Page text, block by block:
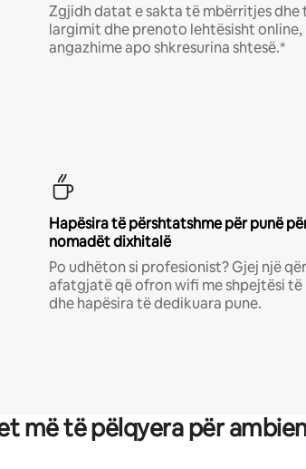
Zgjidh datat e sakta të mbërritjes dhe
largimit dhe prenoto lehtësisht online,
angazhime apo shkresurina shtesë.*
Hapësira të përshtatshme për punë
nomadët dixhitalë
Po udhëton si profesionist? Gjej një
afatgjatë që ofron wifi me shpejtësi
dhe hapësira të dedikuara pune.
më të pëlqyera për